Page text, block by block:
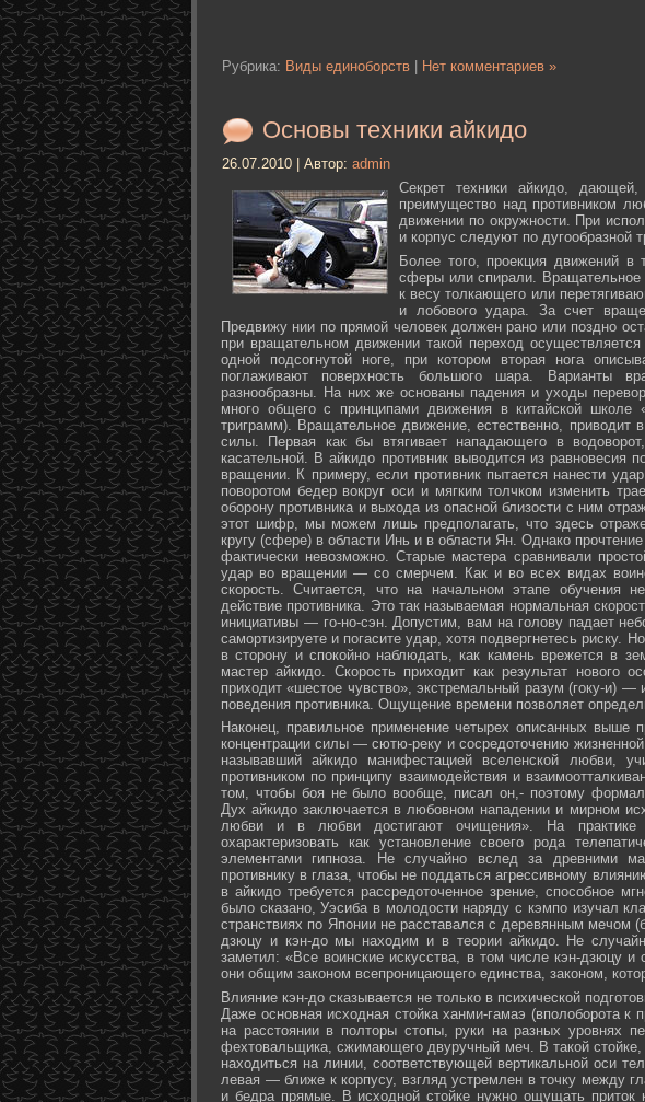
Рубрика: Виды единоборств Нет комментариев »
Основы техники айкидо
26.07.2010 | Автор: admin
Секрет техники айкидо,
преимущество над противником
движении по окружности. При
и корпус следуют по дугообразной
Более того, проекция движений в
сферы или спирали. Вращательное
к весу толкающего или
и лобового удара. За счет
Предвижу нии по прямой человек должен рано или поздно
при вращательном движении такой переход
одной подсогнутой ноге, при котором вторая нога
поглаживают поверхность большого шара. Варианты
разнообразны. На них же основаны падения и уходы
много общего с принципами движения в китайской школе
триграмм). Вращательное движение, естественно, приводит
силы. Первая как бы втягивает нападающего в
касательной. В айкидо противник выводится из равновесия
вращении. К примеру, если противник пытается нанести
поворотом бедер вокруг оси и мягким толчком изменить
оборону противника и выхода из опасной близости с ним
этот шифр, мы можем лишь предполагать, что здесь
кругу (сфере) в области Инь и в области Ян. Однако
фактически невозможно. Старые мастера сравнивали
удар во вращении — со смерчем. Как и во всех видах
скорость. Считается, что на начальном этапе обучения
действие противника. Это так называемая нормальная
инициативы — го-но-сэн. Допустим, вам на голову падает
самортизируете и погасите удар, хотя подвергнетесь риску.
в сторону и спокойно наблюдать, как камень врежется в
мастер айкидо. Скорость приходит как результат нового
приходит «шестое чувство», экстремальный разум (гоку-и) —
поведения противника. Ощущение времени позволяет
Наконец, правильное применение четырех описанных выше
концентрации силы — сютю-реку и сосредоточению
называвший айкидо манифестацией вселенской любви,
противником по принципу взаимодействия и
том, чтобы боя не было вообще, писал он,- поэтому
Дух айкидо заключается в любовном нападении и мирном
любви и в любви достигают очищения». На
охарактеризовать как установление своего рода
элементами гипноза. Не случайно вслед за древними
противнику в глаза, чтобы не поддаться агрессивному
в айкидо требуется рассредоточенное зрение, способное
было сказано, Уэсиба в молодости наряду с кэмпо изучал
странствиях по Японии не расставался с деревянным мечом
дзюцу и кэн-до мы находим и в теории айкидо. Не
заметил: «Все воинские искусства, в том числе кэн-дзюцу
они общим законом всепроницающего единства, законом,
Влияние кэн-до сказывается не только в психической
Даже основная исходная стойка ханми-гамаэ (вполоборота к
на расстоянии в полторы стопы, руки на разных уровнях
фехтовальщика, сжимающего двуручный меч. В такой
находиться на линии, соответствующей вертикальной оси
левая — ближе к корпусу, взгляд устремлен в точку между
и бедра прямые. В исходной стойке нужно ощущать